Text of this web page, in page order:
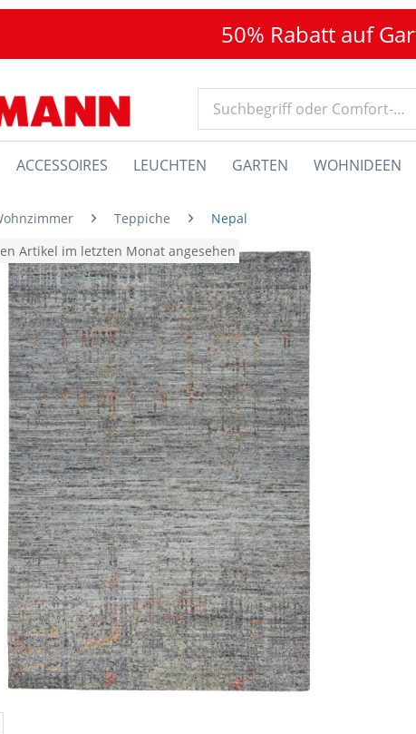
50% Rabatt auf
ACCESSOIRES LEUCHTEN GARTEN WOHNIDEEN
Teppiche
Nepal
Artikel im letzten Monat angesehen